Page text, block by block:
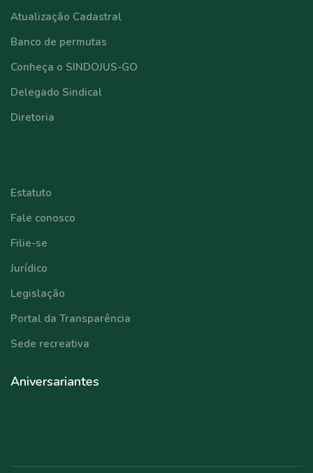
Atualização Cadastral
Banco de permutas
Conheça o SINDOJUS-GO
Delegado Sindical
Diretoria
Estatuto
Fale conosco
Filie-se
Jurídico
Legislação
Portal da Transparência
Sede recreativa
Aniversariantes